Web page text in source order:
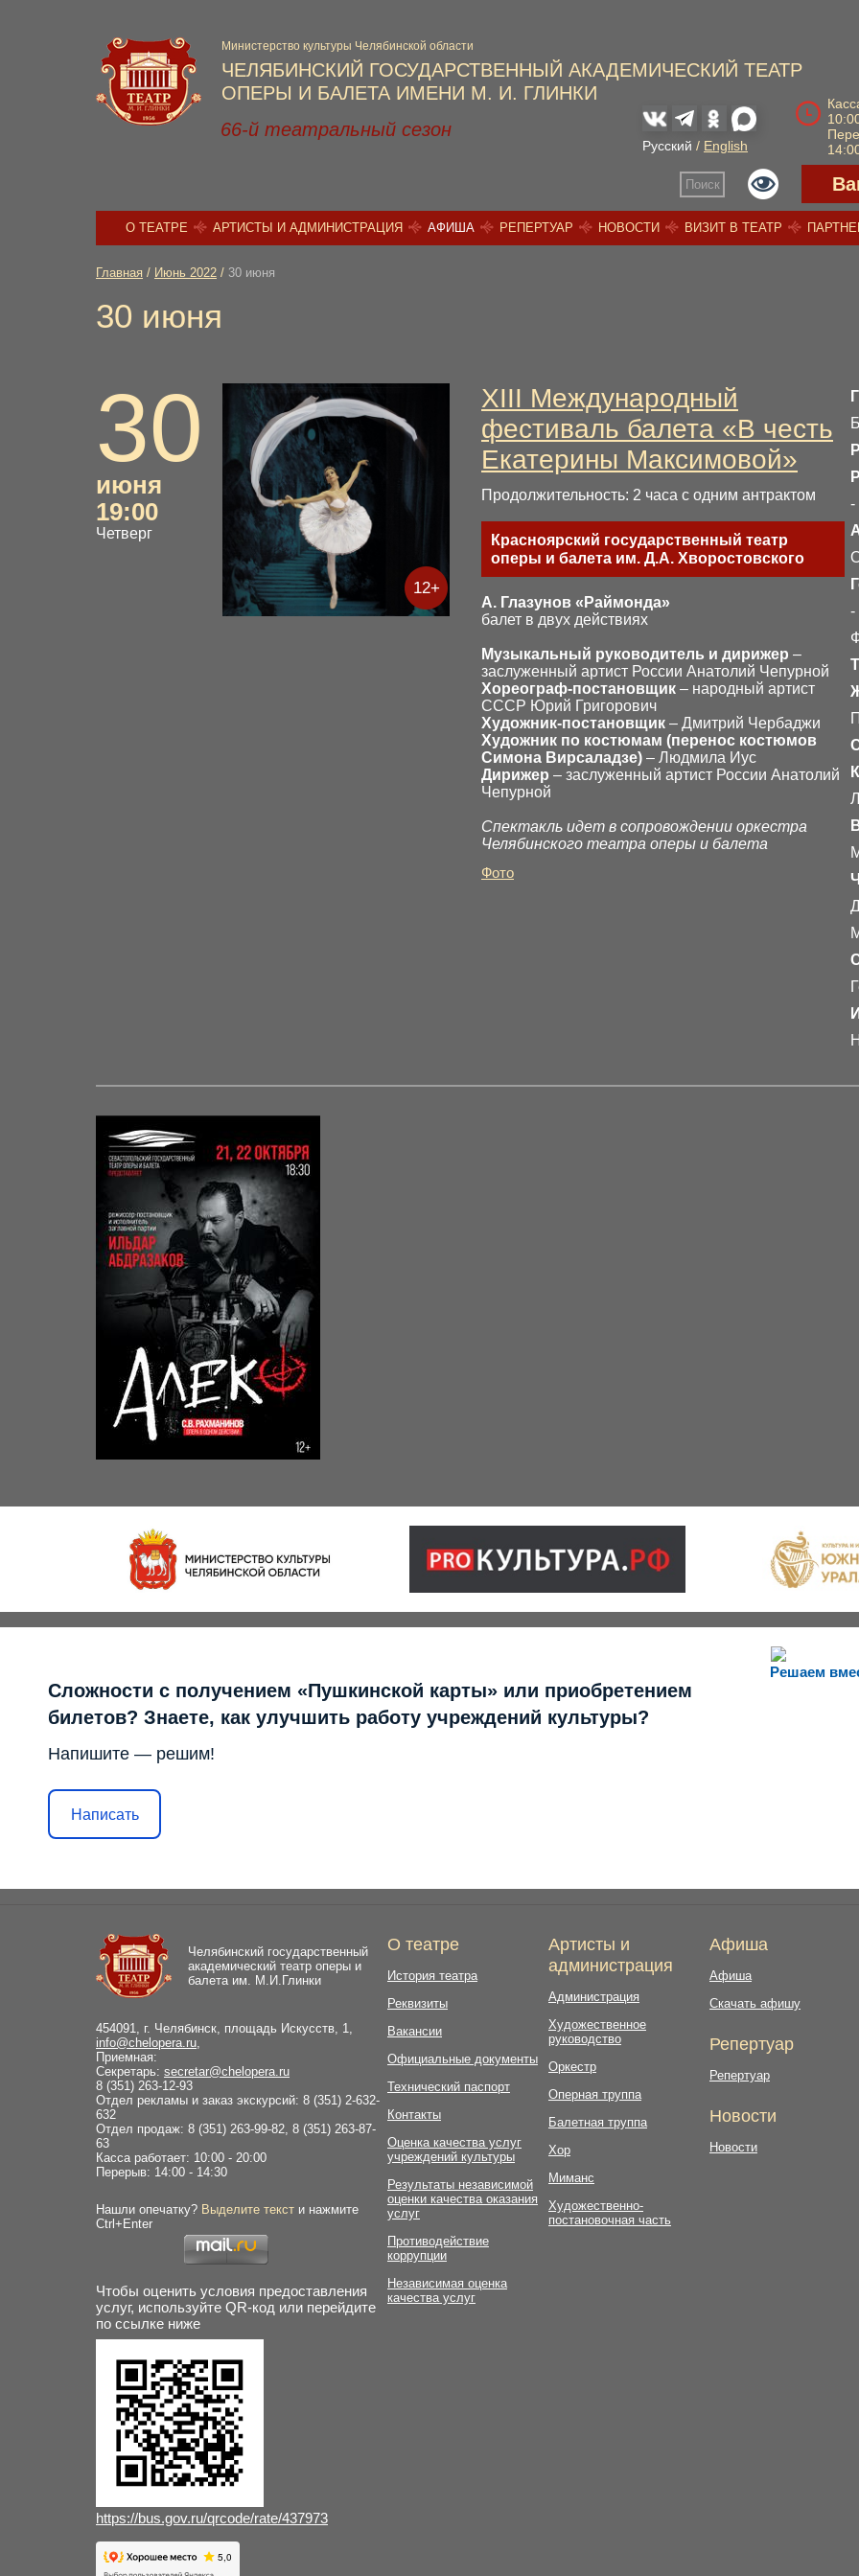
ЧЕЛЯБИНСКИЙ ГОСУДАРСТВЕННЫЙ АКАДЕМИЧЕСКИЙ ТЕАТР
ОПЕРЫ И БАЛЕТА ИМЕНИ М. И. ГЛИНКИ
Министерство культуры Челябинской области
Русский / English
66-й театральный сезон
Поиск
О ТЕАТРЕ АРТИСТЫ И АДМИНИСТРАЦИЯ АФИША РЕПЕРТУАР НОВОСТИ ВИЗИТ В ТЕАТР
Главная / Июнь 2022 / 30 июня
30 июня
30
июня
19:00
Четверг
12+
XIII Международный
фестиваль балета «В честь
Екатерины Максимовой»
Продолжительность: 2 часа с одним антрактом
Красноярский государственный театр
оперы и балета им. Д.А. Хворостовского
А. Глазунов «Раймонда»
балет в двух действиях
Музыкальный руководитель и дирижер –
заслуженный артист России Анатолий Чепурной
Хореограф-постановщик – народный артист
СССР Юрий Григорович
Художник-постановщик – Дмитрий Чербаджи
Художник по костюмам (перенос костюмов
Симона Вирсаладзе) – Людмила Иус
Дирижер – заслуженный артист России Анатолий
Чепурной
Спектакль идет в сопровождении оркестра
Челябинского театра оперы и балета
Фото
-
-
Решаем
Сложности с получением «Пушкинской карты» или приобретением
билетов? Знаете, как улучшить работу учреждений культуры?
Напишите — решим!
Написать
Челябинский государственный
академический театр оперы и
балета им. М.И.Глинки
454091, г. Челябинск, площадь Искусств, 1,
info@chelopera.ru,
Приемная:
Секретарь: secretar@chelopera.ru
8 (351) 263-12-93
Отдел рекламы и заказ экскурсий: 8 (351) 2-632-
632
Отдел продаж: 8 (351) 263-99-82, 8 (351) 263-87-
63
Касса работает: 10:00 - 20:00
Перерыв: 14:00 - 14:30
Нашли опечатку? Выделите текст и нажмите
Ctrl+Enter
Чтобы оценить условия предоставления
услуг, используйте QR-код или перейдите
по ссылке ниже
https://bus.gov.ru/qrcode/rate/437973
О театре
История театра
Реквизиты
Вакансии
Официальные документы
Технический паспорт
Контакты
Оценка качества услуг
учреждений культуры
Результаты независимой
оценки качества оказания
услуг
Противодействие
коррупции
Независимая оценка
качества услуг
Артисты и
администрация
Администрация
Художественное
руководство
Оркестр
Оперная труппа
Балетная труппа
Хор
Миманс
Художественно-
постановочная часть
Афиша
Афиша
Скачать афишу
Репертуар
Репертуар
Новости
Новости